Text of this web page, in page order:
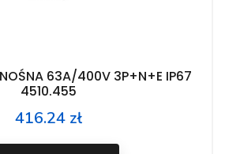
63A/400V 3P+N+E IP67
4510.455
Price
416.24 zł